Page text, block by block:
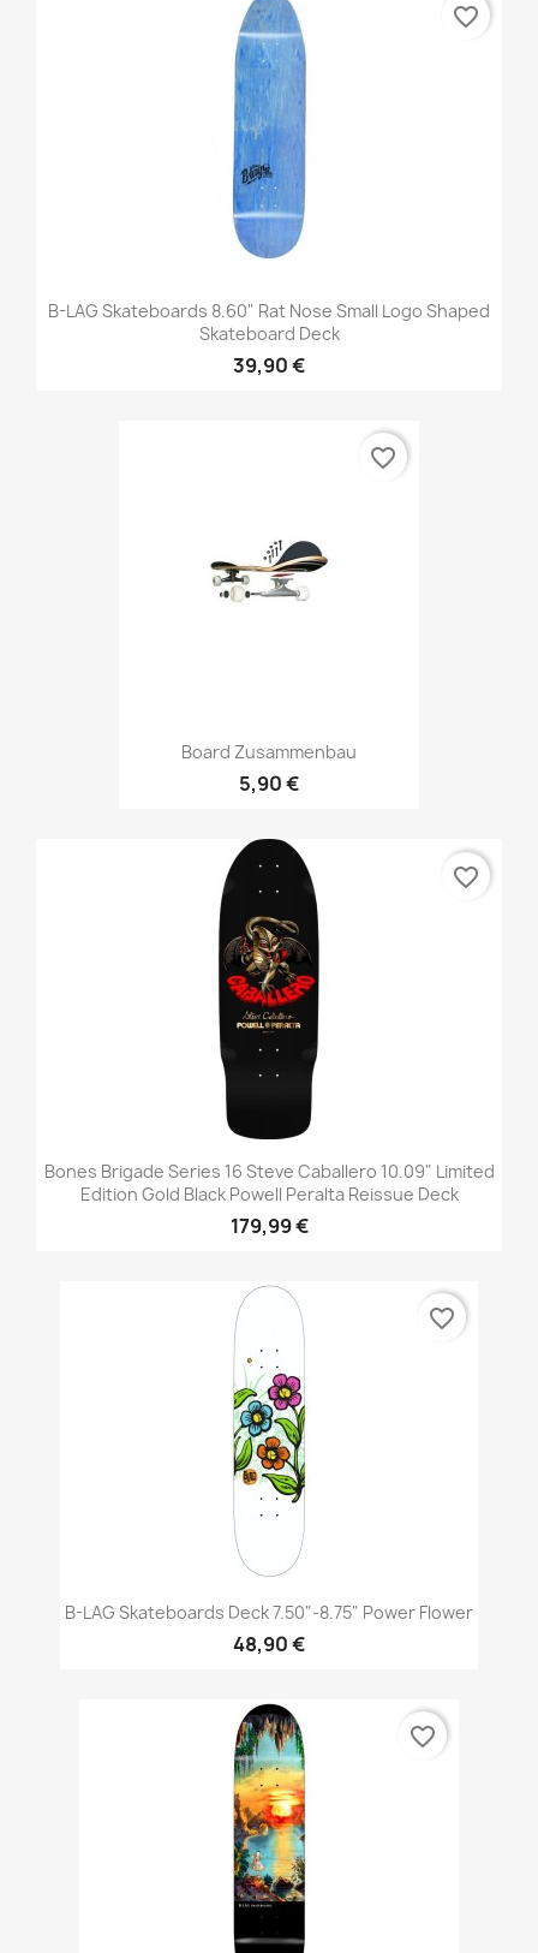
B-LAG Skateboards 8.60" Rat Nose Small Logo Shaped
Skateboard Deck
39,90 €
favorite_border
Board Zusammenbau
5,90 €
favorite_border
Bones Brigade Series 16 Steve Caballero 10.09" Limited
Edition Gold Black Powell Peralta Reissue Deck
179,99 €
favorite_border
B-LAG Skateboards Deck 7.50"-8.75" Power Flower
48,90 €
favorite_border
favorite_border